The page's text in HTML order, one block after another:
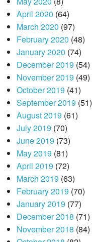
April 2020 (64)
March 2020 (97)
February 2020 (48)
January 2020 (74)
December 2019 (54)
November 2019 (49)
October 2019 (41)
September 2019 (51)
August 2019 (61)
July 2019 (70)
June 2019 (73)
May 2019 (81)
April 2019 (72)
March 2019 (63)
February 2019 (70)
January 2019 (77)
December 2018 (71)
November 2018 (84)